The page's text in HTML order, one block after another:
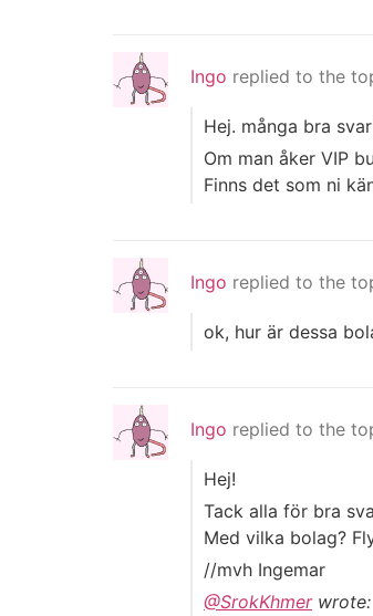
Ingo replied to the
Hej. många bra
Om man åker VIP
Finns det som ni
Ingo replied to the
ok, hur är dessa
Ingo replied to the
Hej!
Tack alla för bra
Med vilka bolag?
//mvh Ingemar
@SrokKhmerwrote: